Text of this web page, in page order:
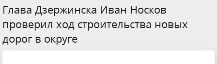
Глава Дзержинска Иван Носков
проверил ход строительства новых
дорог в округе